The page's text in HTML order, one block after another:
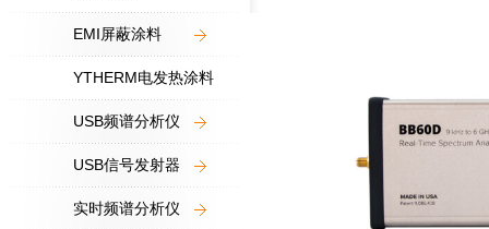
EMI屏蔽涂料
YTHERM电发热涂料
USB频谱分析仪
USB信号发射器
实时频谱分析仪